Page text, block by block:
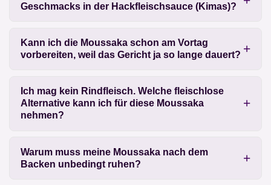
Geschmacks in der Hackfleischsauce (Kimas)?
Kann ich die Moussaka schon am Vortag
vorbereiten, weil das Gericht ja so lange dauert?
Ich mag kein Rindfleisch. Welche fleischlose
Alternative kann ich für diese Moussaka
nehmen?
Warum muss meine Moussaka nach dem
Backen unbedingt ruhen?